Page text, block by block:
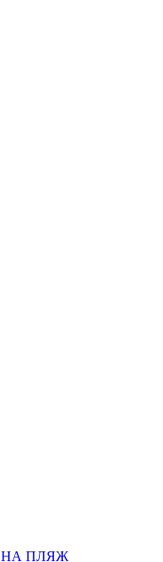
НА ПЛЯЖ